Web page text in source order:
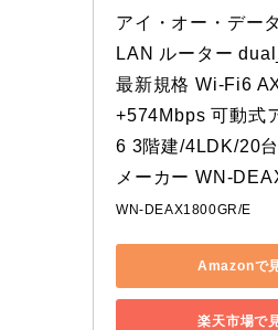
アイ・オー・デー
LAN ルーター
最新規格 Wi-Fi6
+574Mbps 可動式
6 3階建/4LDK/20
メーカー WN-
WN-DEAX1800GR/E
Amazonで
楽天市場で